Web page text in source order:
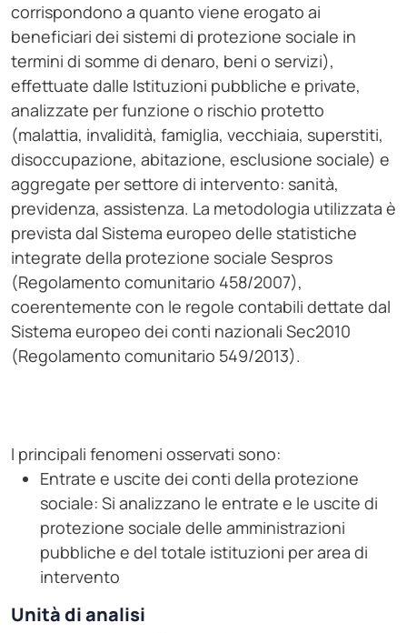
corrispondono a quanto viene erogato ai
beneficiari dei sistemi di protezione sociale in
termini di somme di denaro, beni o servizi),
effettuate dalle Istituzioni pubbliche e private,
analizzate per funzione o rischio protetto
(malattia, invalidità, famiglia, vecchiaia, superstiti,
disoccupazione, abitazione, esclusione sociale) e
aggregate per settore di intervento: sanità,
previdenza, assistenza. La metodologia utilizzata è
prevista dal Sistema europeo delle statistiche
integrate della protezione sociale Sespros
(Regolamento comunitario 458/2007),
coerentemente con le regole contabili dettate dal
Sistema europeo dei conti nazionali Sec2010
(Regolamento comunitario 549/2013).
I principali fenomeni osservati sono:
Entrate e uscite dei conti della protezione
sociale: Si analizzano le entrate e le uscite di
protezione sociale delle amministrazioni
pubbliche e del totale istituzioni per area di
intervento
Unità di analisi